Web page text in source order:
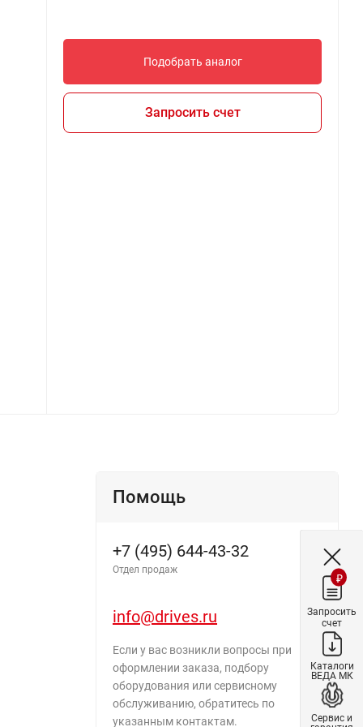
Подобрать аналог
Запросить счет
Помощь
+7 (495) 644-43-32
Отдел продаж
info@drives.ru
Если у вас возникли вопросы при
оформлении заказа, подбору
оборудования или сервисному
обслуживанию, обратитесь по
указанным контактам.
₽
Запросить
счет
Каталоги
ВЕДА МК
Сервис и